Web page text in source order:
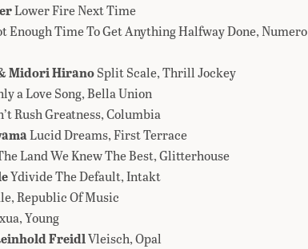
Lower Fire Next Time
Enough Time To Get Anything Halfway Done, Numero
Midori HiranoSplit Scale, Thrill Jockey
a Love Song, Bella Union
Rush Greatness, Columbia
Lucid Dreams, First Terrace
Land We Knew The Best, Glitterhouse
Ydivide The Default, Intakt
Republic Of Music
Young
FreidlVleisch, Opal